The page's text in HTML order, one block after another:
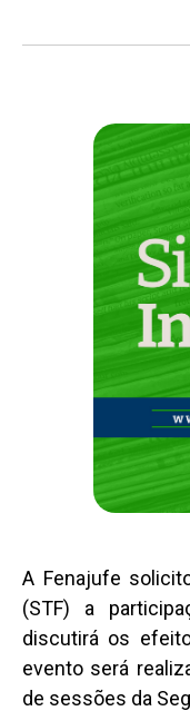
A Fenajufe
(STF) a
discutirá os
evento será
de sessões da